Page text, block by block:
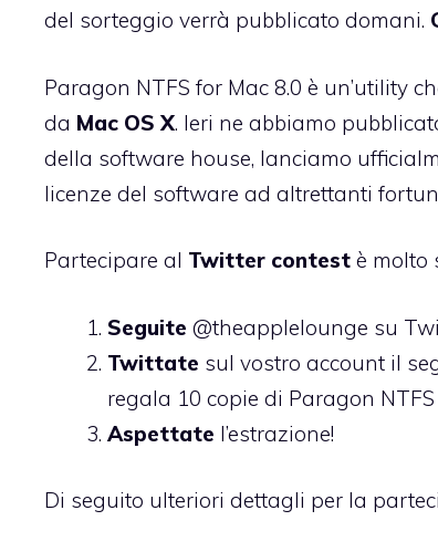
del sorteggio verrà pubblicato domani.
Paragon NTFS for Mac 8.0 è un’utility
da Mac OS X. Ieri ne abbiamo
della software house, lanciamo
licenze del software ad altrettanti
Partecipare al Twitter contest è molto
Seguite @theapplelounge su
Twittate sul vostro account il
regala 10 copie di Paragon
Aspettate l’estrazione!
Di seguito ulteriori dettagli per la